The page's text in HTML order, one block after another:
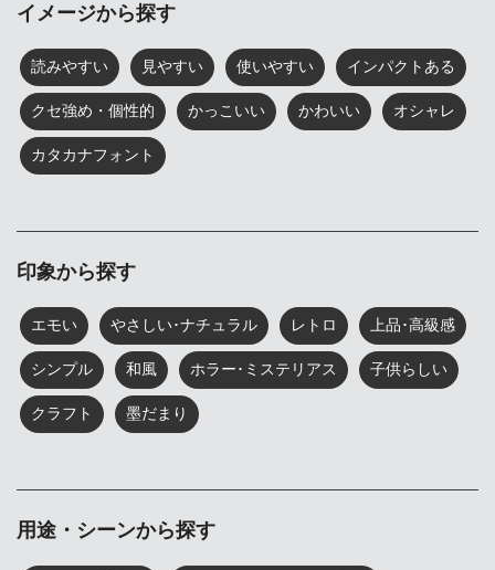
イメージから探す
読みやすい 見やすい 使いやすい インパクトある
クセ強め・個性的 かっこいい かわいい オシャレ
カタカナフォント
印象から探す
エモい やさしい･ナチュラル レトロ 上品･高級感
シンプル 和風 ホラー･ミステリアス 子供らしい
クラフト 墨だまり
用途・シーンから探す